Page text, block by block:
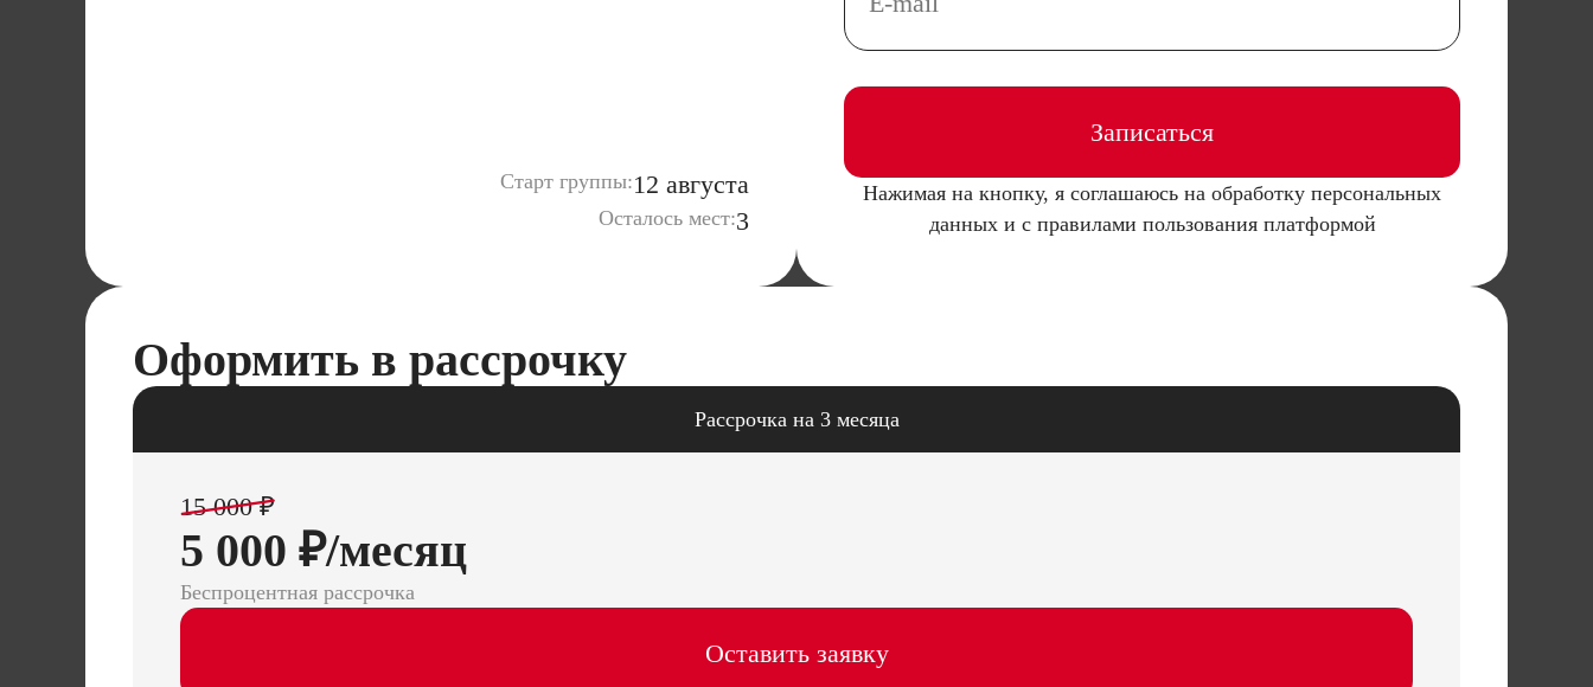
Старт группы:12 августа
Осталось мест:3
Записаться
Нажимая на кнопку, я соглашаюсь на обработку персональных
данных и с правилами пользования платформой
Оформить в рассрочку
Рассрочка на 3 месяца
15 000 ₽
5 000 ₽/месяц
Беспроцентная рассрочка
Оставить заявку